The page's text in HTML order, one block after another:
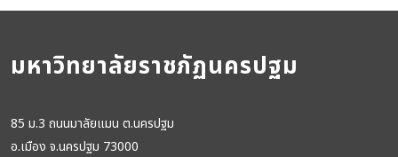
มหาวิทยาลัยราชภัฏนครปฐม
85 ม.3 ถนนมาลัยแมน ต.นครปฐม
อ.เมือง จ.นครปฐม 73000